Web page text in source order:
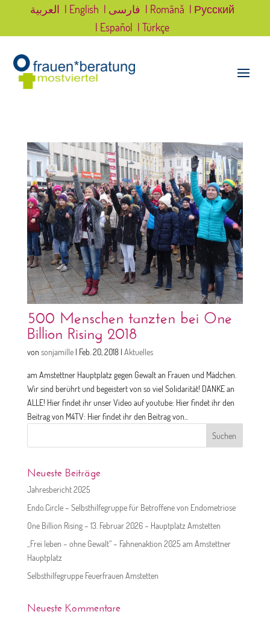
العربية | English | فارسی | Română | Русский
| Español | Türkçe
500 Menschen tanzten bei One
Billion Rising 2018
vonsonjamille| Feb. 20, 2018| Aktuelles
am Amstettner Hauptplatz gegen Gewalt an Frauen und Mädchen.
Wir sind berührt und begeistert von so viel Solidarität! DANKE an
ALLE! Hier findet ihr unser Video auf youtube: Hier findet ihr den
Beitrag von M4TV: Hier findet ihr den Beitrag von...
Neueste Beiträge
Jahresbericht 2025
Endo.Circle – Selbsthilfegruppe für Betroffene von Endometriose
One Billion Rising – 13. Februar 2026 – Hauptplatz Amstetten
„Frei leben – ohne Gewalt“ – Fahnenaktion 2025 am Amstettner
Hauptplatz
Selbsthilfegruppe Feuerfrauen Amstetten
Neueste Kommentare